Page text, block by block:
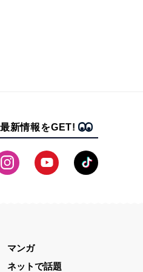
新情報をGET!
マンガ
ネットで話題